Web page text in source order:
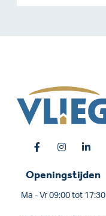
Openingstijden
Ma - Vr 09:00 tot 17:30